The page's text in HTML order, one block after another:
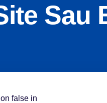
Sau
false in